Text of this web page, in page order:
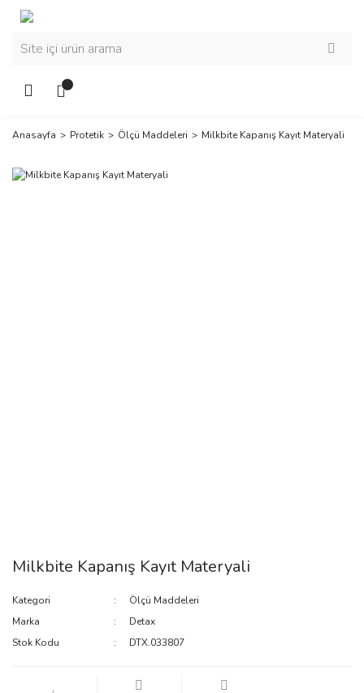
Anasayfa Protetik Ölçü Maddeleri Milkbite Kapanış Kayıt Materyali
Milkbite Kapanış Kayıt Materyali
Kategori
Ölçü Maddeleri
Marka
Detax
Stok Kodu
DTX.033807